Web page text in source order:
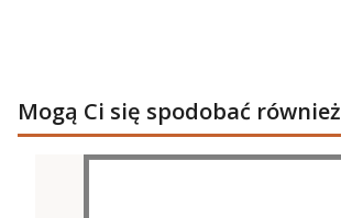
Mogą Ci się spodobać również